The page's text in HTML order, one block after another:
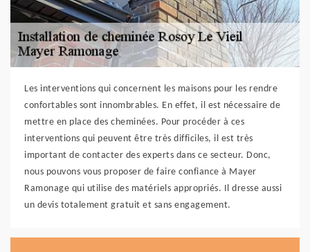
Les interventions qui concernent les maisons pour les rendre
confortables sont innombrables. En effet, il est nécessaire de
mettre en place des cheminées. Pour procéder à ces
interventions qui peuvent être très difficiles, il est très
important de contacter des experts dans ce secteur. Donc,
nous pouvons vous proposer de faire confiance à Mayer
Ramonage qui utilise des matériels appropriés. Il dresse aussi
un devis totalement gratuit et sans engagement.